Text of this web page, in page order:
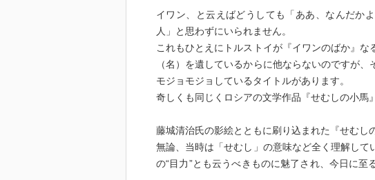
イワン、と云えばどうしても「ああ、なんだか
人」と思わずにいられません。
これもひとえにトルストイが『イワンのばか』
（名）を遺しているからに他ならないのですが
モジョモジョしているタイトルがあります。
奇しくも同じくロシアの文学作品『せむしの小馬
藤城清治氏の影絵とともに刷り込まれた『せむし
無論、当時は「せむし」の意味など全く理解し
の“目力”とも云うべきものに魅了され、今日に